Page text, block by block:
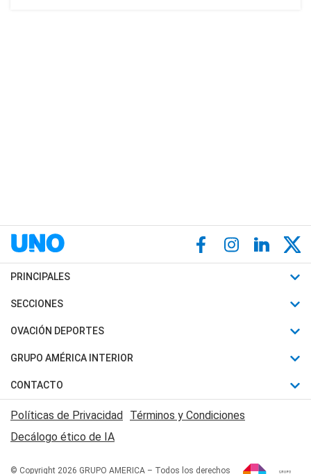
PRINCIPALES
Últimas Noticias
Política
Judiciales
Economia
SECCIONES
Horóscopo
Motores
Trucos caseros
Series y Películas
Edictos y Solicitadas
OVACIÓN DEPORTES
Fútbol
Mundial
Automovilismo
Rugby
Básquet
GRUPO AMÉRICA INTERIOR
Canal 7 en Vivo
CONTACTO
Acerca de Nosotros
Contactanos
Políticas de Privacidad Términos y Condiciones
Decálogo ético de IA
© Copyright 2026 GRUPO AMERICA – Todos los derechos